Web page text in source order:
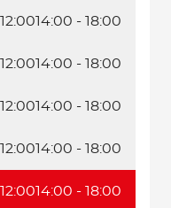
14:00 - 18:00
14:00 - 18:00
14:00 - 18:00
14:00 - 18:00
14:00 - 18:00